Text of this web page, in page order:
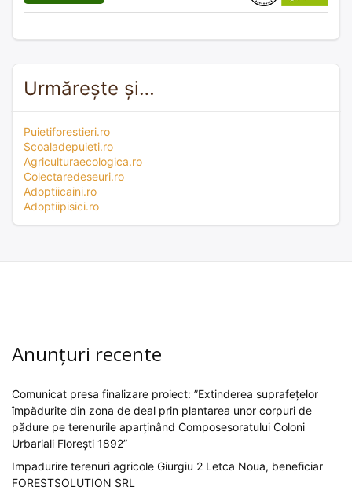
Urmărește și…
Puietiforestieri.ro
Scoaladepuieti.ro
Agriculturaecologica.ro
Colectaredeseuri.ro
Adoptiicaini.ro
Adoptiipisici.ro
Anunțuri recente
Comunicat presa finalizare proiect: ”Extinderea suprafețelor
împădurite din zona de deal prin plantarea unor corpuri de
pădure pe terenurile aparținând Composesoratului Coloni
Urbariali Florești 1892”
Impadurire terenuri agricole Giurgiu 2 Letca Noua, beneficiar
FORESTSOLUTION SRL